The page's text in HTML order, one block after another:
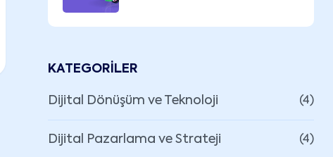
KATEGORILER
Dijital Dönüşüm ve Teknoloji (4)
Dijital Pazarlama ve Strateji (4)